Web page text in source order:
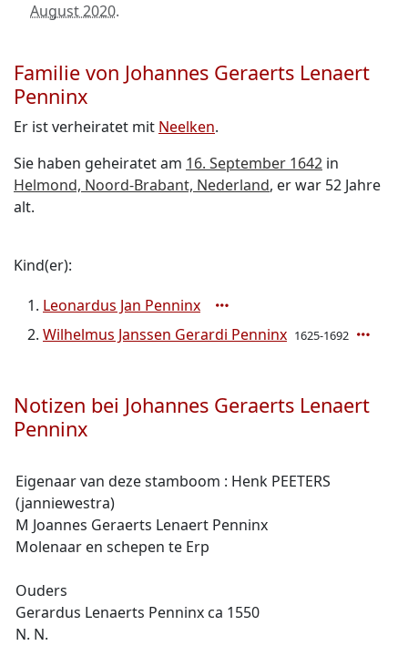
August 2020.
Familie von Johannes Geraerts Lenaert
Penninx
Er ist verheiratet mit Neelken.
Sie haben geheiratet am 16. September 1642 in
Helmond, Noord-Brabant, Nederland, er war 52 Jahre
alt.
Kind(er):
Leonardus Jan Penninx
Wilhelmus Janssen Gerardi Penninx 1625-1692
Notizen bei Johannes Geraerts Lenaert
Penninx
Eigenaar van deze stamboom : Henk PEETERS
(janniewestra)
M Joannes Geraerts Lenaert Penninx
Molenaar en schepen te Erp
Ouders
Gerardus Lenaerts Penninx ca 1550
N. N.